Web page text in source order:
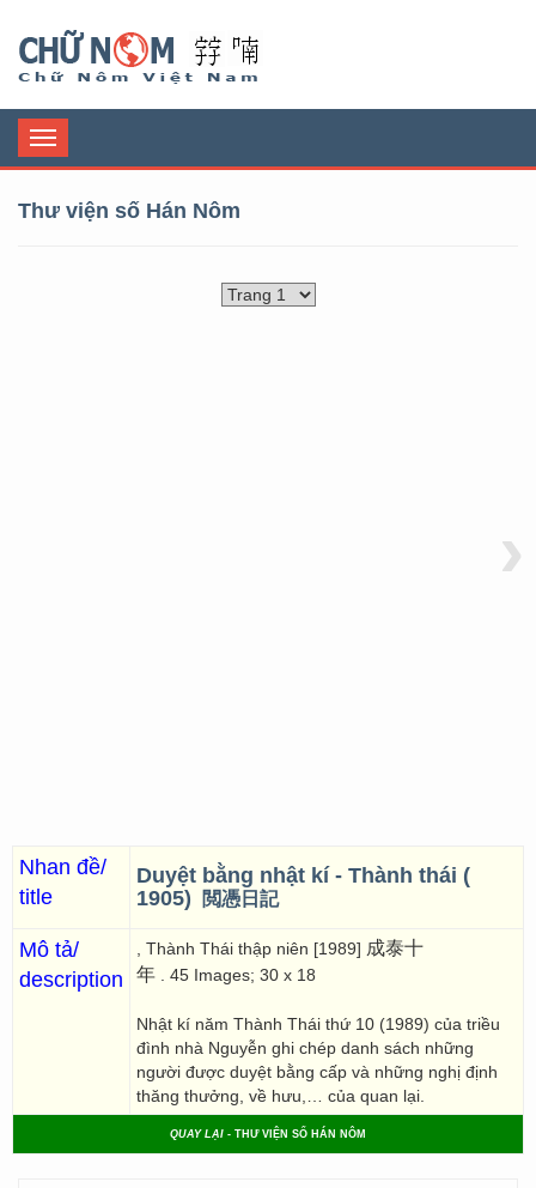
Toggle
navigation
Thư viện số Hán Nôm
›
Nhan đề/
title
Duyệt bằng nhật kí - Thành thái (
1905)
閲憑日記
Mô tả/
description
, Thành Thái thập niên [1989] 成泰十
年 . 45 Images; 30 x 18
Nhật kí năm Thành Thái thứ 10 (1989) của triều
đình nhà Nguyễn ghi chép danh sách những
người được duyệt bằng cấp và những nghị định
thăng thưởng, về hưu,… của quan lại.
QUAY LẠI - THƯ VIỆN SỐ HÁN NÔM